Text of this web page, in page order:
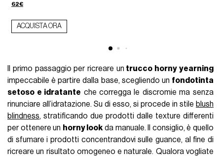
62€
ACQUISTA ORA
Il primo passaggio per ricreare un trucco horny yearning
impeccabile è partire dalla base, scegliendo un fondotinta
setoso e idratante che corregga le discromie ma senza
rinunciare all’idratazione. Su di esso, si procede in stile blush
blindness, stratificando due prodotti dalle texture differenti
per ottenere un horny look da manuale. Il consiglio, è quello
di sfumare i prodotti concentrandovi sulle guance, al fine di
ricreare un risultato omogeneo e naturale. Qualora vogliate